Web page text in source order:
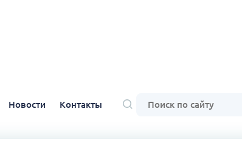
Новости Контакты